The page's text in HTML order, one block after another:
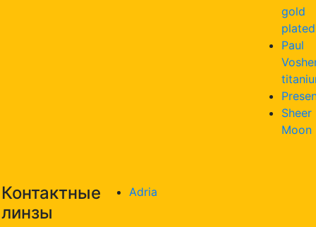
gold
plated
Paul
Sheer
Moon
Контактные
линзы
Adria